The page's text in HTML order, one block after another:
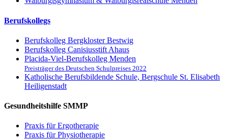
Berufskollegs
Berufskolleg Bergkloster Bestwig
Berufskolleg Canisiusstift Ahaus
Placida-Viel-Berufskolleg Menden
Preisträger des Deutschen Schulpreises 2022
Katholische Berufsbildende Schule, Bergschule St. Elisabeth
Heiligenstadt
Gesundheitshilfe SMMP
Praxis für Ergo­therapie
Praxis für Physio­therapie